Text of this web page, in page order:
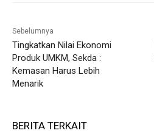
Sebelumnya
Tingkatkan Nilai Ekonomi
Produk UMKM, Sekda :
Kemasan Harus Lebih
Menarik
BERITA TERKAIT